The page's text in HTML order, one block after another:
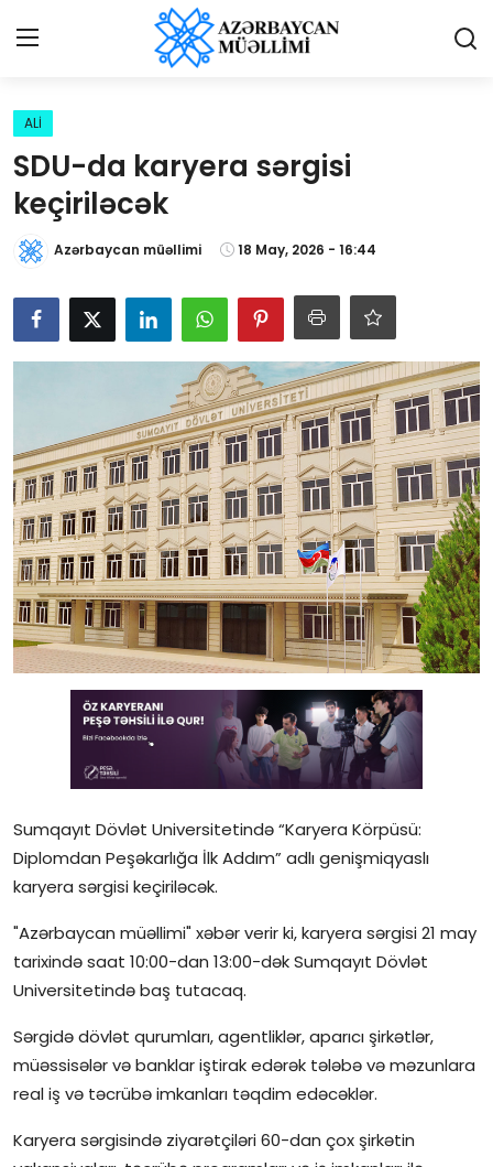
Qəzetə elan ver
Əlaqə
Reklam və elan
Bütün xəbərlər
Gündəlik
Rəsmi
Təhsil
Müsahibə
Elm və innovasiya
Pedaqogika
Qəzetin PDF arxivi
İctimai şura
Dünya
ALİ
SDU-da karyera sərgisi
keçiriləcək
Azərbaycan müəllimi 18 May, 2026 - 16:44
Sumqayıt Dövlət Universitetində “Karyera Körpüsü:
Diplomdan Peşəkarlığa İlk Addım” adlı genişmiqyaslı
karyera sərgisi keçiriləcək.
"Azərbaycan müəllimi" xəbər verir ki, karyera sərgisi 21 may
tarixində saat 10:00-dan 13:00-dək Sumqayıt Dövlət
Universitetində baş tutacaq.
Sərgidə dövlət qurumları, agentliklər, aparıcı şirkətlər,
müəssisələr və banklar iştirak edərək tələbə və məzunlara
real iş və təcrübə imkanları təqdim edəcəklər.
Karyera sərgisində ziyarətçiləri 60-dan çox şirkətin